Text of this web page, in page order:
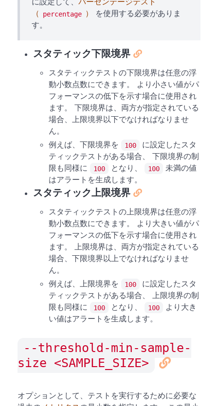
（
percentage ）
を使用する必要がありま
す。
スタティック下限境界
スタティックテストの下限境界は任意の浮
動小数点数にできます。 より小さい値がパ
フォーマンスの低下を示す場合に使用され
ます。 下限境界は、両方が指定されている
場合、上限境界以下でなければなりませ
ん。
例えば、下限境界を
100
に設定したスタ
ティックテストがある場合、 下限境界の制
限も同様に
100 となり、 100
未満の値
はアラートを生成します。
スタティック上限境界
スタティックテストの上限境界は任意の浮
動小数点数にできます。 より大きい値がパ
フォーマンスの低下を示す場合に使用され
ます。 上限境界は、両方が指定されている
場合、下限境界以上でなければなりませ
ん。
例えば、上限境界を
100
に設定したスタ
ティックテストがある場合、 上限境界の制
限も同様に
100 となり、 100
より大き
い値はアラートを生成します。
--threshold-min-sample-
size <SAMPLE_SIZE>
オプションとして、テストを実行するために必要な